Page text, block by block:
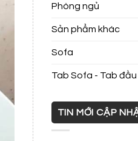
Phòng ngủ
Sản phẩm khác
Sofa
Tab Sofa - Tab
TIN MỚI CẬP